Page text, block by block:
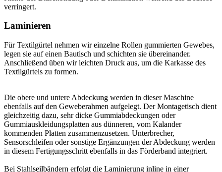
verringert.
Laminieren
Für Textilgürtel nehmen wir einzelne Rollen gummierten Gewebes,
legen sie auf einen Bautisch und schichten sie übereinander.
Anschließend üben wir leichten Druck aus, um die Karkasse des
Textilgürtels zu formen.
Die obere und untere Abdeckung werden in dieser Maschine
ebenfalls auf den Geweberahmen aufgelegt. Der Montagetisch dient
gleichzeitig dazu, sehr dicke Gummiabdeckungen oder
Gummiauskleidungsplatten aus dünneren, vom Kalander
kommenden Platten zusammenzusetzen. Unterbrecher,
Sensorschleifen oder sonstige Ergänzungen der Abdeckung werden
in diesem Fertigungsschritt ebenfalls in das Förderband integriert.
Bei Stahlseilbändern erfolgt die Laminierung inline in einer